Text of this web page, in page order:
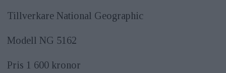
Tillverkare National Geographic
Modell NG 5162
Pris 1 600 kronor